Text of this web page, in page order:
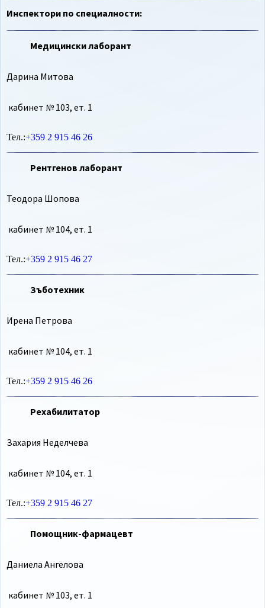
Инспектори по специалности:
Медицински лаборант
Дарина Митова
кабинет № 103, ет. 1
Тел.:+359 2 915 46 26
Рентгенов лаборант
Теодора Шопова
кабинет № 104, ет. 1
Тел.:+359 2 915 46 27
Зъботехник
Ирена Петрова
кабинет № 104, ет. 1
Тел.:+359 2 915 46 26
Рехабилитатор
Захария Неделчева
кабинет № 104, ет. 1
Тел.:+359 2 915 46 27
Помощник-фармацевт
Даниела Ангелова
кабинет № 103, ет. 1